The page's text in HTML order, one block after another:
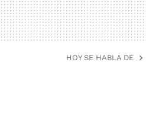
HOY SE HABLA DE